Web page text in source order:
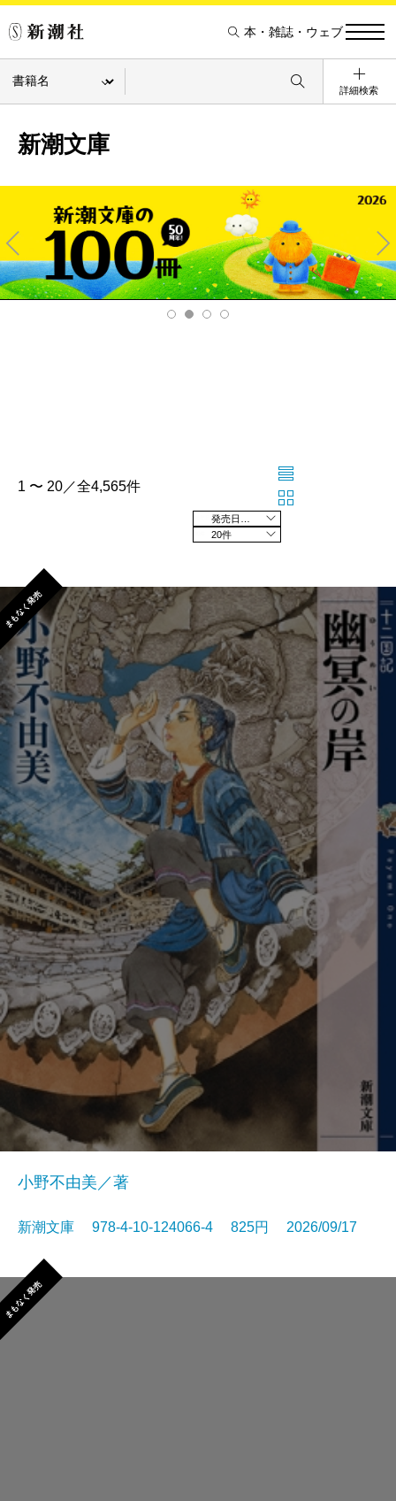
本・雑誌・ウェブ
詳細検索
新潮文庫
Pre
v
Ne
xt
1 〜 20／全4,565件
20件
まもなく発売
小野不由美／著
新潮文庫 978-4-10-124066-4 825円 2026/09/17
まもなく発売